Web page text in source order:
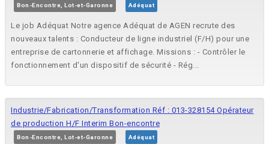
Bon-Encontre, Lot-et-Garonne Adéquat
Le job Adéquat Notre agence Adéquat de AGEN recrute des
nouveaux talents : Conducteur de ligne industriel (F/H) pour une
entreprise de cartonnerie et affichage. Missions : - Contrôler le
fonctionnement d'un dispositif de sécurité - Rég...
Industrie/Fabrication/Transformation Réf : 013-328154 Opérateur
de production H/F Interim Bon-encontre
Bon-Encontre, Lot-et-Garonne Adéquat